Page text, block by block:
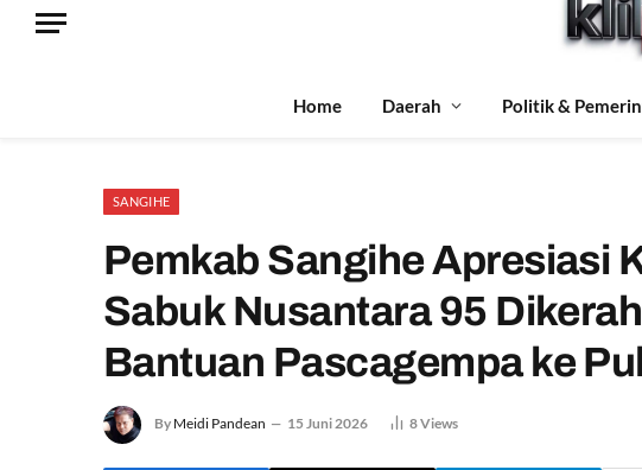
Home Daerah Politik &
SANGIHE
Pemkab Sangihe Apresiasi
Sabuk Nusantara 95
Bantuan Pascagempa ke
By Meidi Pandean 15 Juni 2026 8Views